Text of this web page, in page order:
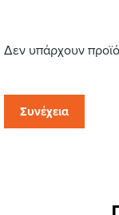
Δεν υπάρχουν
Συνέχεια